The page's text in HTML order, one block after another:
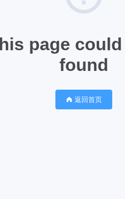
page
found
返回首页